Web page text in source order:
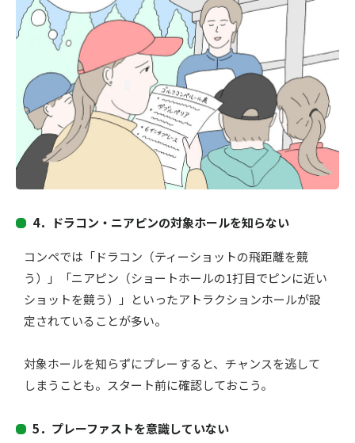
4． ドラコン・ニアピンの対象ホールを知らない
コンペでは「ドラコン（ティーショットの飛距離を競
う）」「ニアピン（ショートホールの1打目でピンに近い
ショットを競う）」といったアトラクションホールが設
定されていることが多い。
対象ホールを知らずにプレーすると、チャンスを逃して
しまうことも。スタート前に確認しておこう。
5． プレーファストを意識していない